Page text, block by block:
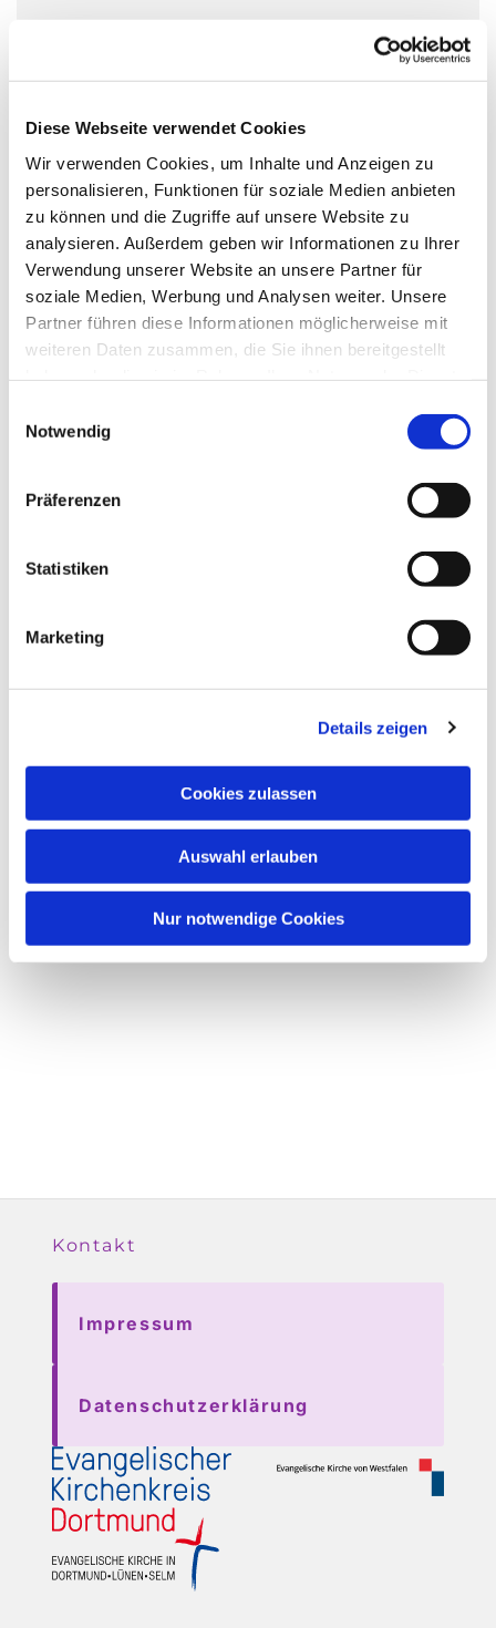
Diese Webseite verwendet Cookies
Wir verwenden Cookies, um Inhalte und Anzeigen zu
personalisieren, Funktionen für soziale Medien anbieten
zu können und die Zugriffe auf unsere Website zu
analysieren. Außerdem geben wir Informationen zu Ihrer
Verwendung unserer Website an unsere Partner für
soziale Medien, Werbung und Analysen weiter. Unsere
Partner führen diese Informationen möglicherweise mit
weiteren Daten zusammen, die Sie ihnen bereitgestellt
Notwendig
Präferenzen
Statistiken
Marketing
Details zeigen
Cookies zulassen
Auswahl erlauben
Nur notwendige Cookies
Kontakt
Impressum
Datenschutzerklärung